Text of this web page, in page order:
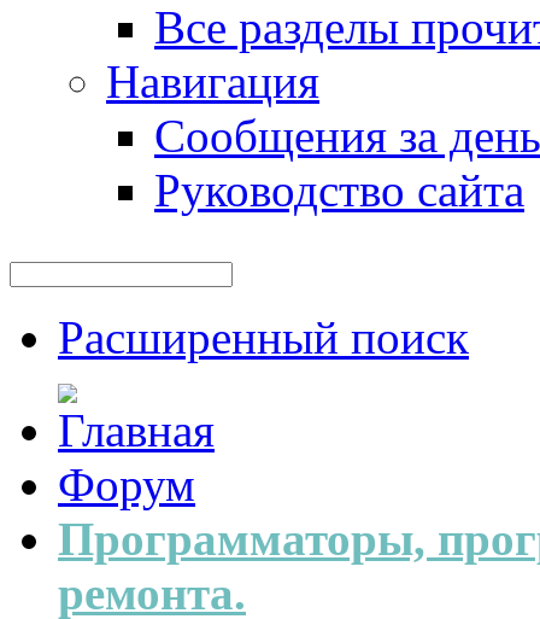
Все разделы
Навигация
Сообщения за день
Руководство сайта
Расширенный поиск
Форум
Программаторы,
ремонта.